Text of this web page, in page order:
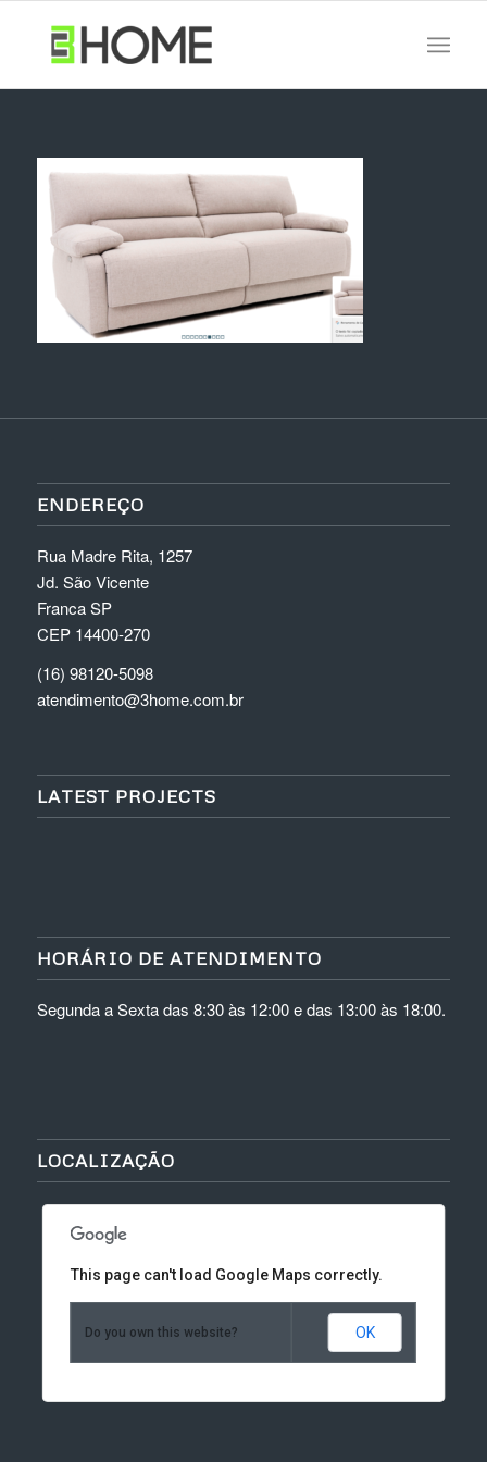
ENDEREÇO
Rua Madre Rita, 1257
Jd. São Vicente
Franca SP
CEP 14400-270
(16) 98120-5098
atendimento@3home.com.br
LATEST PROJECTS
HORÁRIO DE ATENDIMENTO
Segunda a Sexta das 8:30 às 12:00 e das 13:00 às 18:00.
LOCALIZAÇÃO
This page can't load Google Maps correctly.
Do you own this website? OK